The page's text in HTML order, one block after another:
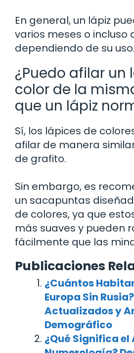
En general, un lápiz
varios meses o incluso
dependiendo de su uso.
¿Puedo afilar un
color de la
que un lápiz
Sí, los lápices de
afilar de manera
de grafito.
Sin embargo, es
un sacapuntas
de colores, ya que
más suaves y pueden
fácilmente que las
Publicaciones
¿Cuántos
Europa Sin
Actualizados y
Demográfico
¿Qué Significa el